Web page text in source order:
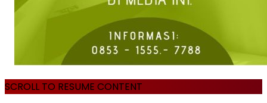
SCROLL TO RESUME CONTENT